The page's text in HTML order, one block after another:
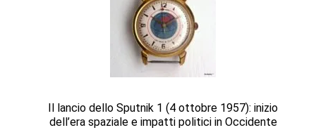
Il lancio dello Sputnik 1 (4 ottobre 1957): inizio
dell’era spaziale e impatti politici in Occidente